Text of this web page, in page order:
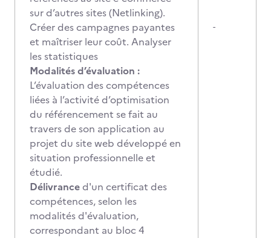
sur d’autres sites (Netlinking).
Créer des campagnes payantes
et maîtriser leur coût. Analyser
les statistiques
Modalités d’évaluation :
L’évaluation des compétences
liées à l’activité d’optimisation
du référencement se fait au
travers de son application au
projet du site web développé en
situation professionnelle et
étudié.
Délivranced'un certificat des
compétences, selon les
modalités d'évaluation,
correspondant au bloc 4
-